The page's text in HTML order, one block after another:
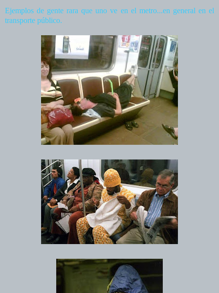
Ejemplos de gente rara que uno ve en el metro...en general en el
transporte público.